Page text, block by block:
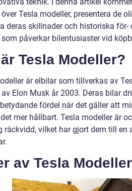
Tesla modeller, presentera de
deras skillnader och historiska för-
påverkar bilentusiaster vid
Tesla Modeller?
är elbilar som tillverkas av
Elon Musk år 2003. Deras bilar
fördel när det gäller att
mer hållbart. Tesla modeller är
räckvidd, vilket har gjort dem till
av Tesla Modeller